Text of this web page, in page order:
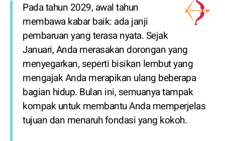
Pada tahun 2029, awal tahun
membawa kabar baik: ada janji
pembaruan yang terasa nyata. Sejak
Januari, Anda merasakan dorongan yang
menyegarkan, seperti bisikan lembut yang
mengajak Anda merapikan ulang beberapa
bagian hidup. Bulan ini, semuanya tampak
kompak untuk membantu Anda memperjelas
tujuan dan menaruh fondasi yang kokoh.